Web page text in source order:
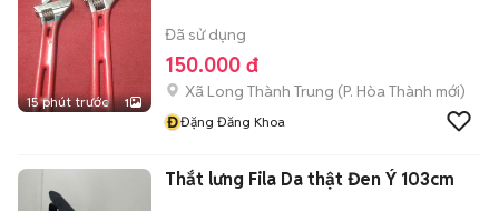
15 phút trước 1
Đã sử dụng
150.000 đ
Xã Long Thành Trung (P. Hòa Thành mới)
ĐĐặng Đăng Khoa
Thắt lưng Fila Da thật Đen Ý 103cm